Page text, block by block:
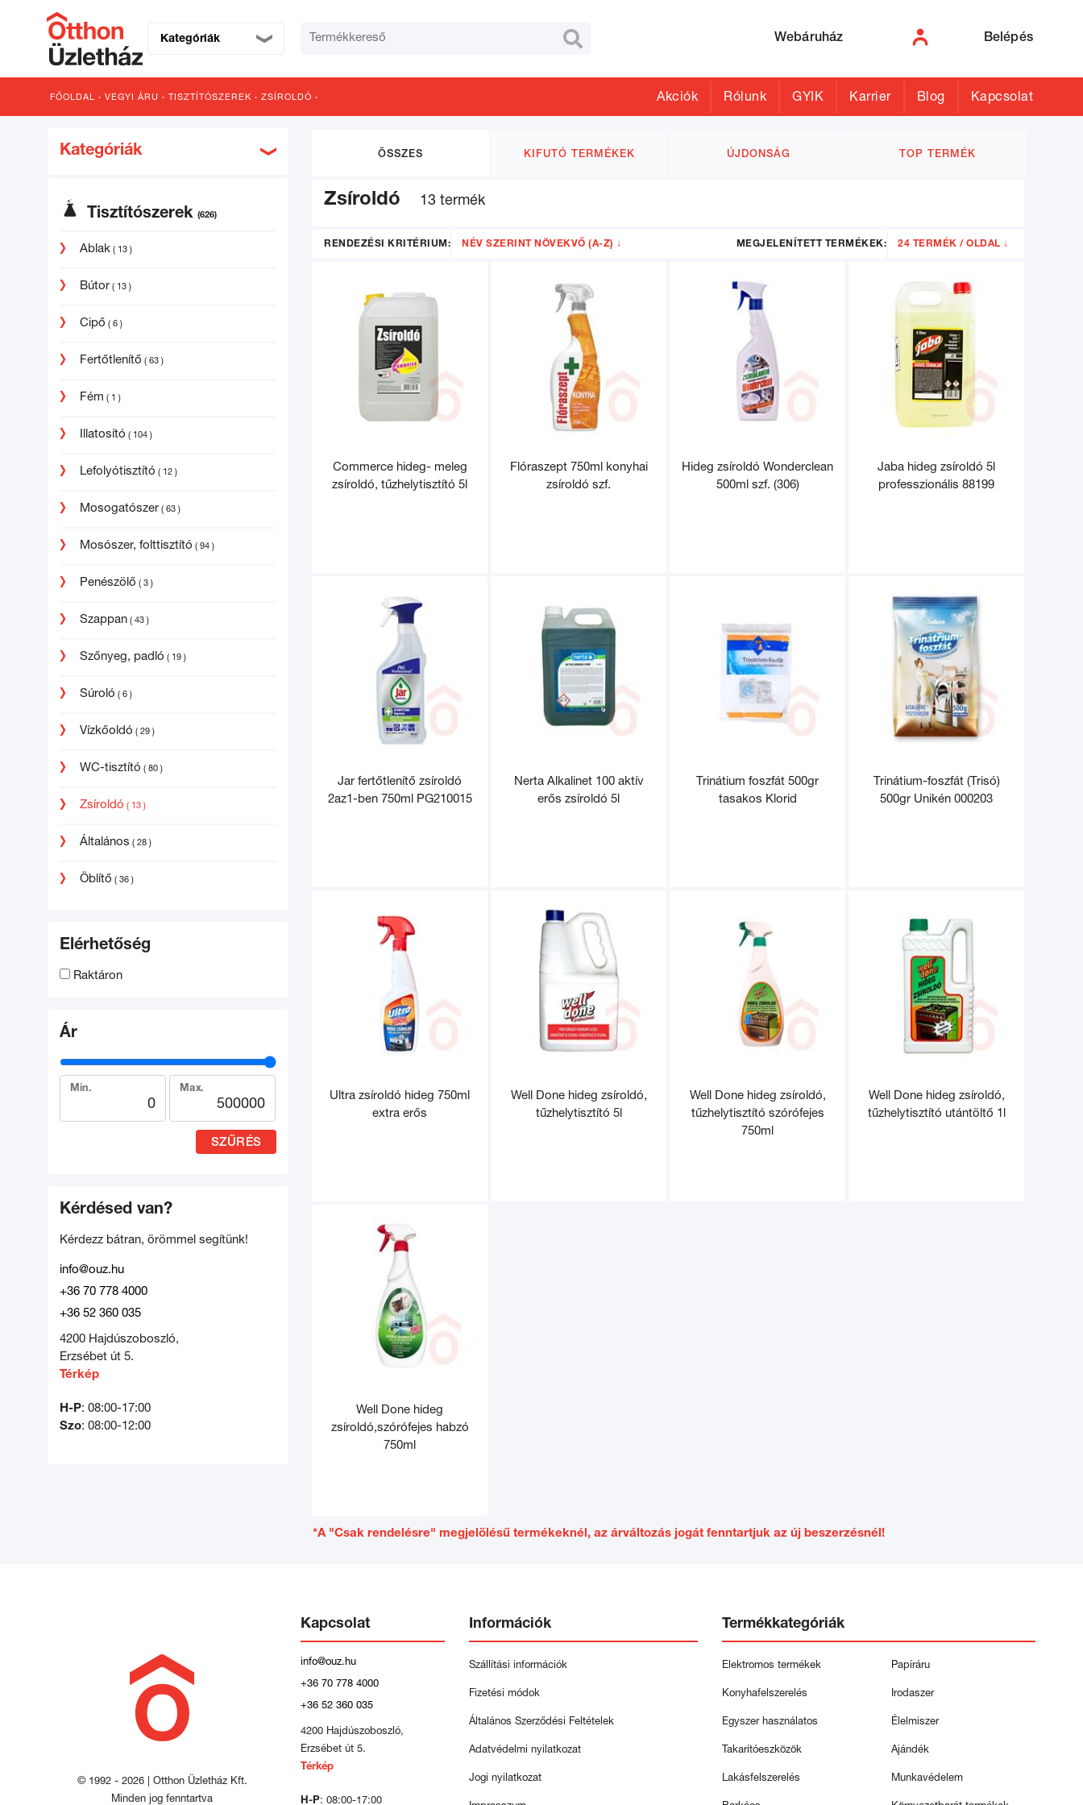
Kategóriák  Webáruház Belépés
FŐOLDAL · VEGYI ÁRU · TISZTÍTÓSZEREK · ZSÍROLDÓ · Akciók Rólunk GYIK Karrier Blog Kapcsolat
Kategóriák
Tisztítószerek (626)
Ablak ( 13 )
Bútor ( 13 )
Cipő ( 6 )
Fertőtlenítő ( 63 )
Fém ( 1 )
Illatosító ( 104 )
Lefolyótisztító ( 12 )
Mosogatószer ( 63 )
Mosószer, folttisztító ( 94 )
Penészölő ( 3 )
Szappan ( 43 )
Szőnyeg, padló ( 19 )
Súroló ( 6 )
Vízkőoldó ( 29 )
WC-tisztító ( 80 )
Zsíroldó ( 13 )
Általános ( 28 )
Öblítő ( 36 )
Elérhetőség
Raktáron
Ár
Min. Max.
SZŰRÉS
Kérdésed van?
Kérdezz bátran, örömmel segítünk!
info@ouz.hu
+36 70 778 4000
+36 52 360 035
4200 Hajdúszoboszló,
Erzsébet út 5.
Térkép
H-P: 08:00-17:00
Szo: 08:00-12:00
ÖSSZES KIFUTÓ TERMÉKEK ÚJDONSÁG TOP TERMÉK
Zsíroldó 13 termék
RENDEZÉSI KRITÉRIUM: NÉV SZERINT NÖVEKVŐ (A-Z) ↓ MEGJELENÍTETT TERMÉKEK: 24 TERMÉK / OLDAL ↓
96
Commerce hideg- meleg
zsíroldó, tűzhelytisztító 5l
Flóraszept 750ml konyhai
zsíroldó szf.
Hideg zsíroldó Wonderclean
500ml szf. (306)
Jaba hideg zsíroldó 5l
professzionális 88199
Jar fertőtlenítő zsíroldó
2az1-ben 750ml PG210015
Nerta Alkalinet 100 aktív
erős zsíroldó 5l
Trinátium foszfát 500gr
tasakos Klorid
Trinátium-foszfát (Trisó)
500gr Unikén 000203
Ultra zsíroldó hideg 750ml
extra erős
Well Done hideg zsíroldó,
tűzhelytisztító 5l
Well Done hideg zsíroldó,
tűzhelytisztító szórófejes
750ml
Well Done hideg zsíroldó,
tűzhelytisztító utántöltő 1l
Well Done hideg
zsíroldó,szórófejes habzó
750ml
*A "Csak rendelésre" megjelölésű termékeknél, az árváltozás jogát fenntartjuk az új beszerzésnél!
Kapcsolat Információk Termékkategóriák
© 1992 - 2026 | Otthon Üzletház Kft.
Minden jog fenntartva
info@ouz.hu
+36 70 778 4000
+36 52 360 035
4200 Hajdúszoboszló,
Erzsébet út 5.
Térkép
H-P: 08:00-17:00
Szállítási információk
Fizetési módok
Általános Szerződési Feltételek
Adatvédelmi nyilatkozat
Jogi nyilatkozat
Elektromos termékek
Konyhafelszerelés
Egyszer használatos
Takarítóeszközök
Lakásfelszerelés
Papíráru
Irodaszer
Élelmiszer
Ajándék
Munkavédelem